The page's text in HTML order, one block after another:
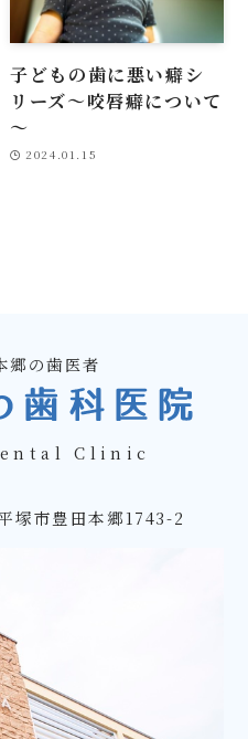
子どもの歯に悪い癖シ
リーズ～咬唇癖について
～
2024.01.15
郷の歯医者
Clinic
塚市豊田本郷1743-2